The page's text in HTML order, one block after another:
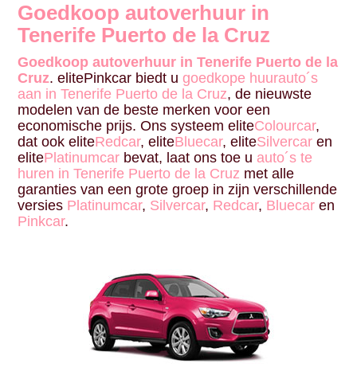
Goedkoop autoverhuur in
Tenerife Puerto de la Cruz
Goedkoop autoverhuur in Tenerife Puerto de la
Cruz. elitePinkcar biedt ugoedkope huurauto´s
aan in Tenerife Puerto de la Cruz, de nieuwste
modelen van de beste merken voor een
economische prijs. Ons systeem eliteColourcar,
dat ook eliteRedcar, eliteBluecar, eliteSilvercar en
elitePlatinumcar bevat, laat ons toe u auto´s te
huren in Tenerife Puerto de la Cruz met alle
garanties van een grote groep in zijn verschillende
versies Platinumcar, Silvercar, Redcar, Bluecar en
Pinkcar.